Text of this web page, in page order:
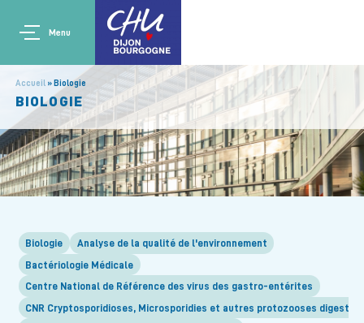
Aller au contenu principal
Main navigation
Menu
Accueil Biologie
BIOLOGIE
Biologie Analyse de la qualité de l'environnement
Bactériologie Médicale
Centre National de Référence des virus des gastro-entérites
CNR Cryptosporidioses, Microsporidies et autres protozooses
Panneau de gestion des cookies